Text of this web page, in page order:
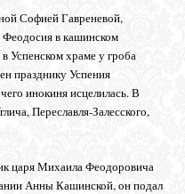
Софией Гавреневой,
в кашинском
Успенском храме у гроба
празднику Успения
инокиня исцелилась. В
Переславля-Залесского,
царя Михаила Феодоровича
Анны Кашинской, он подал